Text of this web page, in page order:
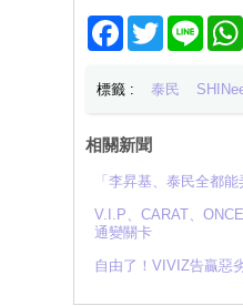
Facebook
TwitterLine
標籤 : 泰民
相關新聞
「李昇基、泰民全都
V.I.P、CARAT、
通變關卡
自由了！VIVIZ告贏惡